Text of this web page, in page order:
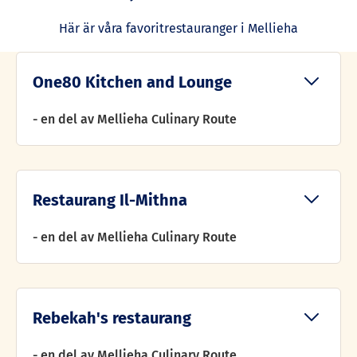
Här är våra favoritrestauranger i Mellieha
One80 Kitchen and Lounge
- en del av Mellieha Culinary Route
Restaurang Il-Mithna
- en del av Mellieha Culinary Route
Rebekah's restaurang